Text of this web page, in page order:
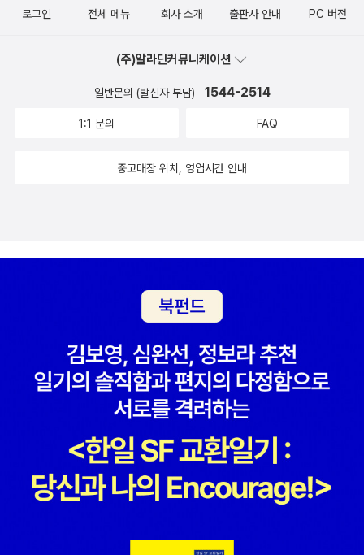
로그인 전체 메뉴 회사 소개 출판사 안내 PC 버전
(주)알라딘커뮤니케이션
일반문의 (발신자 부담) 1544-2514
1:1 문의 FAQ
중고매장 위치, 영업시간 안내